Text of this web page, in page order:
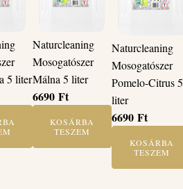
5 liter
Naturcleaning
Mosogatószer
Málna 5 liter
6690 Ft
KOSÁRBA
TESZEM
Naturcleaning
Mosogatószer
Pomelo-Citrus 5
liter
6690 Ft
KOSÁRBA
TESZEM